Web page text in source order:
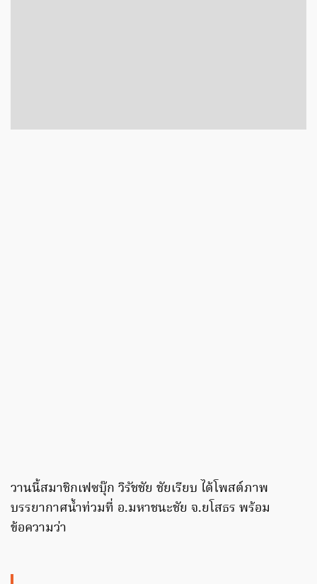
วานนี้สมาชิกเฟซบุ๊ก วิรัชชัย ชัยเรียบ ได้โพสต์ภาพ
บรรยากาศน้ำท่วมที่ อ.มหาชนะชัย จ.ยโสธร พร้อม
ข้อความว่า